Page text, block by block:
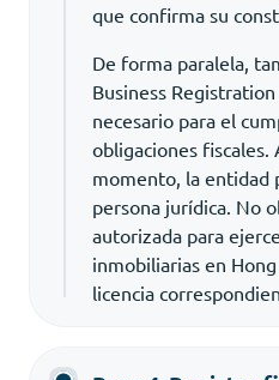
que confirma su
De forma paralela,
Business
necesario para el
obligaciones fiscales.
momento, la entidad
persona jurídica. No
autorizada para
inmobiliarias en
licencia